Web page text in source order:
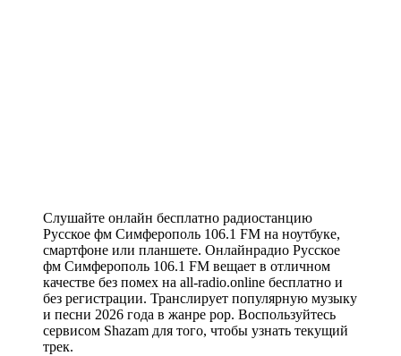
Слушайте онлайн бесплатно радиостанцию
Русское фм Симферополь 106.1 FM на ноутбуке,
смартфоне или планшете. Онлайнрадио Русское
фм Симферополь 106.1 FM вещает в отличном
качестве без помех на all-radio.online бесплатно и
без регистрации. Транслирует популярную музыку
и песни 2026 года в жанре pop. Воспользуйтесь
сервисом Shazam для того, чтобы узнать текущий
трек.